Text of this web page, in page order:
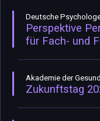
Deutsche
Perspektive
für Fach- und
Akademie der
Zukunftstag